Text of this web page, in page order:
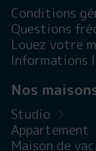
Conditions
Questions
Louez votre
Informations
Nos
Studio
Appartement
Maison de